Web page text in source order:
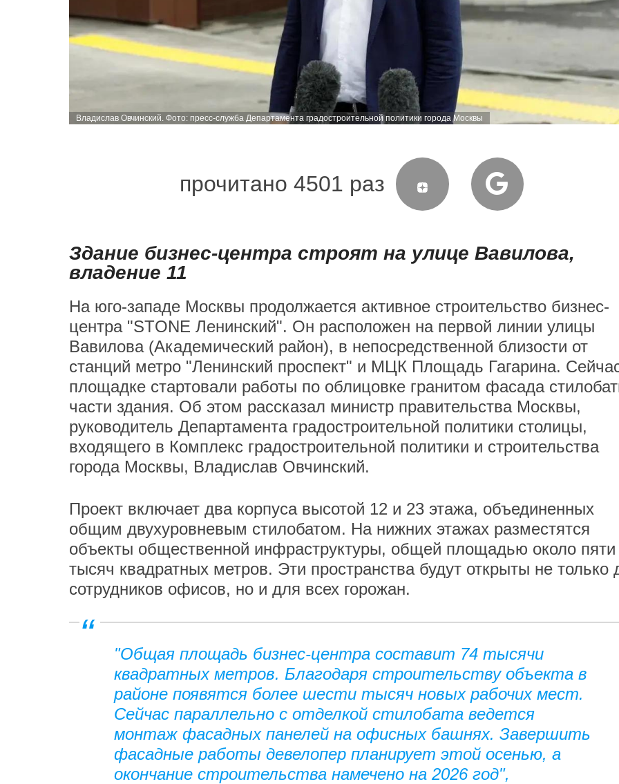
Владислав Овчинский. Фото: пресс-служба Департамента градостроительной политики города Москвы
прочитано 4501 раз
Здание бизнес-центра строят на улице Вавилова,
владение 11
На юго-западе Москвы продолжается активное строительство бизнес-
центра "STONE Ленинский". Он расположен на первой линии улицы
Вавилова (Академический район), в непосредственной близости от
станций метро "Ленинский проспект" и МЦК Площадь Гагарина.
площадке стартовали работы по облицовке гранитом фасада
части здания. Об этом рассказал министр правительства Москвы,
руководитель Департамента градостроительной политики столицы,
входящего в Комплекс градостроительной политики и строительства
города Москвы, Владислав Овчинский.
Проект включает два корпуса высотой 12 и 23 этажа, объединенных
общим двухуровневым стилобатом. На нижних этажах разместятся
объекты общественной инфраструктуры, общей площадью около пяти
тысяч квадратных метров. Эти пространства будут открыты не только
сотрудников офисов, но и для всех горожан.
"Общая площадь бизнес-центра составит 74 тысячи
квадратных метров. Благодаря строительству объекта в
районе появятся более шести тысяч новых рабочих мест.
Сейчас параллельно с отделкой стилобата ведется
монтаж фасадных панелей на офисных башнях. Завершить
фасадные работы девелопер планирует этой осенью, а
окончание строительства намечено на 2026 год",